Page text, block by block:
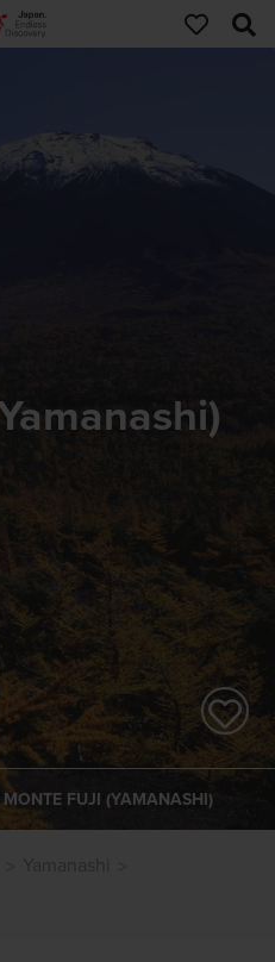
FUJI (YAMANASHI)